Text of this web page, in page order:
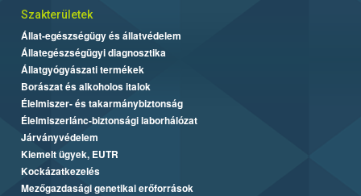
Szakterületek
Állat-egészségügy és állatvédelem
Állategészségügyi diagnosztika
Állatgyógyászati termékek
Borászat és alkoholos italok
Élelmiszer- és takarmánybiztonság
Élelmiszerlánc-biztonsági laborhálózat
Járványvédelem
Kiemelt ügyek, EUTR
Kockázatkezelés
Mezőgazdasági genetikai erőforrások